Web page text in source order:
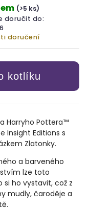
(>5 ks)
doručit do:
doručení
kotlíku
Harryho Pottera™
Insight Editions s
Zlatonky.
a barveného
lze toto
ho vystavit, což z
mudly, čaroděje a